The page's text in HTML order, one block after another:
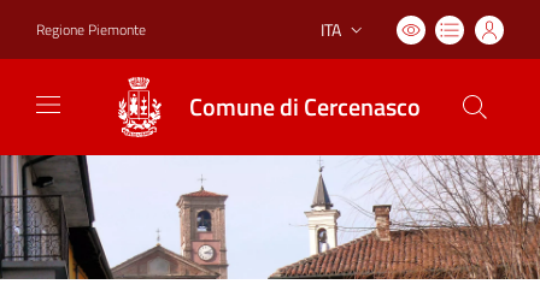
Regione Piemonte Lingua attiva:
ITA
Comune di Cercenasco